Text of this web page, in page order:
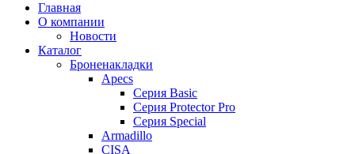
Главная
О компании
Новости
Каталог
Броненакладки
Apecs
Серия Basic
Серия Protector Pro
Серия Special
Armadillo
CISA